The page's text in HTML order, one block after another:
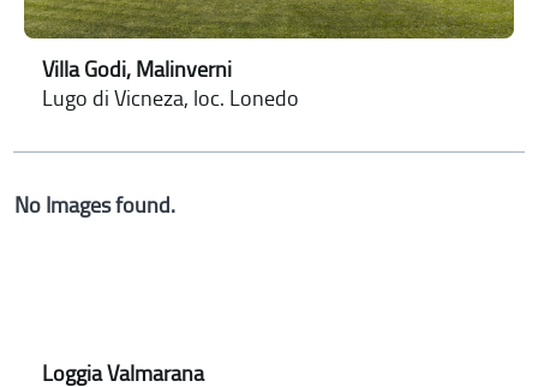
Villa Godi, Malinverni
Lugo di Vicneza, loc. Lonedo
No Images found.
Loggia Valmarana